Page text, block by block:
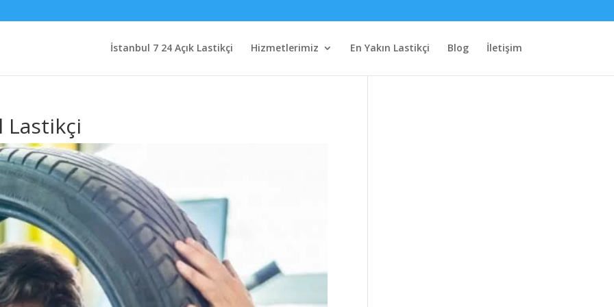
İstanbul 7 24 Açık Lastikçi Hizmetlerimiz En Yakın Lastikçi Blog İletişim
Lastikçi